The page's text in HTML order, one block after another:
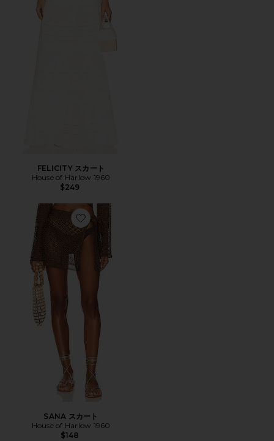
FELICITY スカート
House of Harlow 1960
$249
Favorite SANA スカート
SANA スカート
House of Harlow 1960
$148